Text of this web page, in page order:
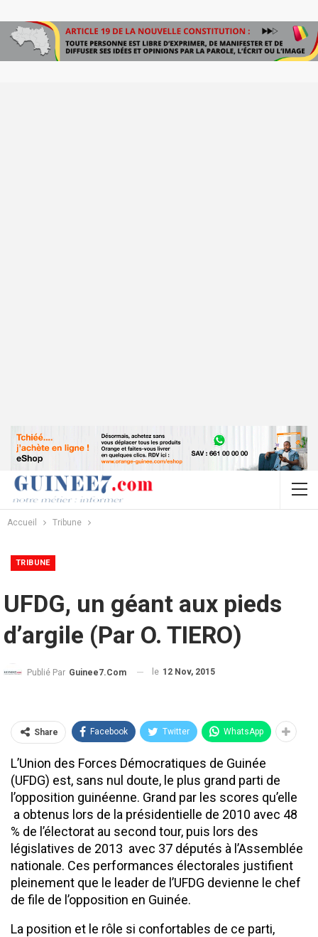
Accueil Tribune
TRIBUNE
UFDG, un géant aux pieds
d’argile (Par O. TIERO)
Publié Par Guinee7.com le 12 Nov, 2015
Share Facebook Twitter WhatsApp
L’Union des Forces Démocratiques de Guinée
(UFDG) est, sans nul doute, le plus grand parti de
l’opposition guinéenne. Grand par les scores qu’elle
a obtenus lors de la présidentielle de 2010 avec 48
% de l’électorat au second tour, puis lors des
législatives de 2013 avec 37 députés à l’Assemblée
nationale. Ces performances électorales justifient
pleinement que le leader de l’UFDG devienne le chef
de file de l’opposition en Guinée.
La position et le rôle si confortables de ce parti,